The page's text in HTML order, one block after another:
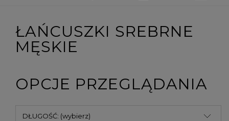
ŁAŃCUSZKI SREBRNE
MĘSKIE
OPCJE PRZEGLĄDANIA
DŁUGOŚĆ: (wybierz)